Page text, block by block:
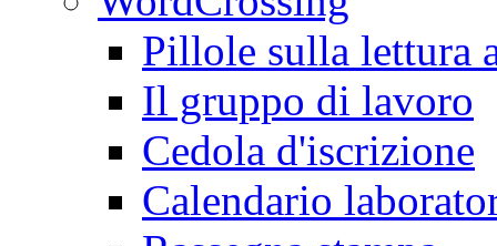
Pillole sulla lettura
Il gruppo di lavoro
Cedola d'iscrizione
Calendario